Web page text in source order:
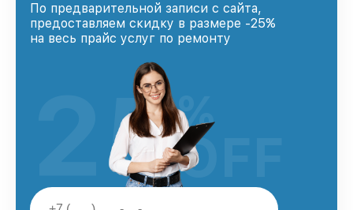
По предварительной записи с сайта,
предоставляем скидку в размере -25%
на весь прайс услуг по ремонту
25%
OFF